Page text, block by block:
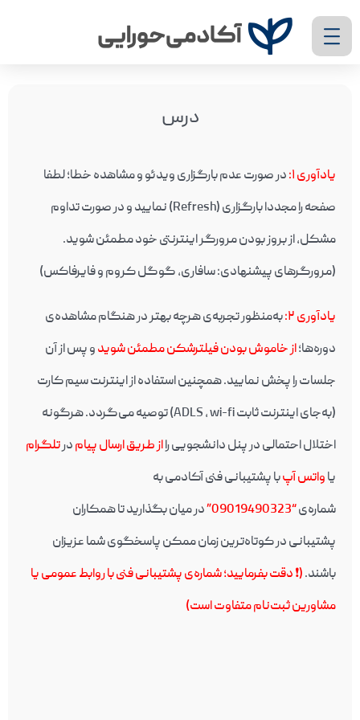
درس
یادآوری ۱ :در صورت عدم بارگزاری ویدئو و مشاهده خطا؛ لطفا
صفحه را مجددا بارگزاری (Refresh) نمایید و در صورت تداوم
مشکل، از بروز بودن مرورگر اینترنتی خود مطمئن شوید.
(مرورگرهای پیشنهادی: سافاری، گوگل کروم و فایرفاکس)
یادآوری ۲ :به‌منظور تجربه‌ی هرچه بهتر در هنگام مشاهده‌ی
دوره‌ها؛از خاموش بودن فیلترشکن مطمئن شویدو پس از آن
جلسات را پخش نمایید. همچنین استفاده از اینترنت سیم کارت
(به‌جای اینترنت ثابت ADLS , wi-fi) توصیه می‌گردد. هرگونه
اختلال احتمالی در پنل دانشجویی رااز طریق ارسال پیامدرتلگرام
یاواتس آپبا پشتیبانی فنی آکادمی به
شماره‌ی“09019490323”
در میان بگذارید تا همکاران
پشتیبانی در کوتاه‌ترین زمان ممکن پاسخگوی شما عزیزان
باشند.(❗️ دقت بفرمایید؛ شماره‌ی پشتیبانی فنی با روابط عمومی یا
مشاورین ثبت‌نام متفاوت است)